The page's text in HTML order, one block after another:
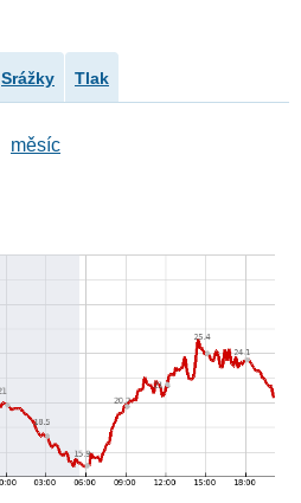
Srážky Tlak
měsíc